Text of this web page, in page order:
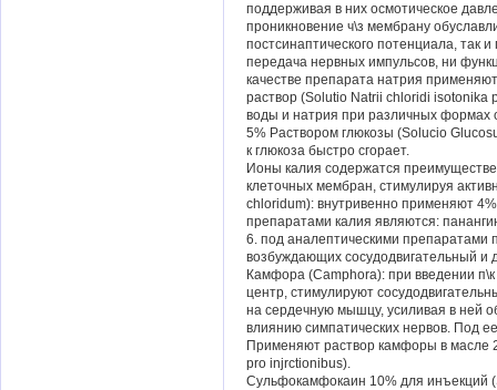
поддерживая в них осмотическое
проникновение ч\з мембрану
постсинаптического потенциала, так
передача нервных импульсов, ни
качестве препарата натрия
раствор (Solutio Natrii chloridi
воды и натрия при различных формах
5% Раствором глюкозы (Solucio
к глюкоза быстро сгорает.
Ионы калия содержатся
клеточных мембран, стимулируя
chloridum): внутривенно применяют
препаратами калия являются:
6. под аналептическими препаратами
возбуждающих сосудодвигательный и
Камфора (Camphora): при введении
центр, стимулируют
на сердечную мышцу, усиливая в ней
влиянию симпатических нервов. Под
Применяют раствор камфоры в масле
pro injrctionibus).
Сульфокамфокаин 10% для инъекций